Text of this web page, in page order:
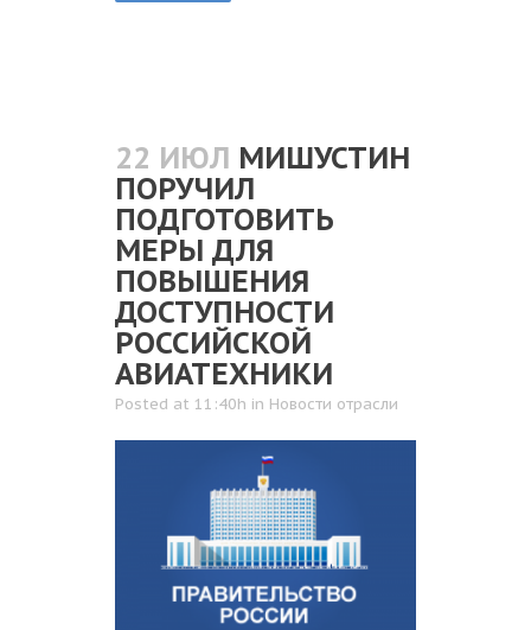
22 ИЮЛ МИШУСТИН
ПОРУЧИЛ
ПОДГОТОВИТЬ
МЕРЫ ДЛЯ
ПОВЫШЕНИЯ
ДОСТУПНОСТИ
РОССИЙСКОЙ
АВИАТЕХНИКИ
Posted at 11:40h in Новости отрасли